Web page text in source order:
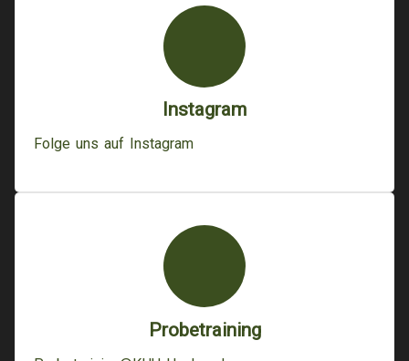
Instagram
Folge uns auf Instagram
Probetraining